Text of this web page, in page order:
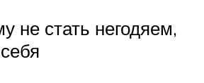
не стать негодяем,